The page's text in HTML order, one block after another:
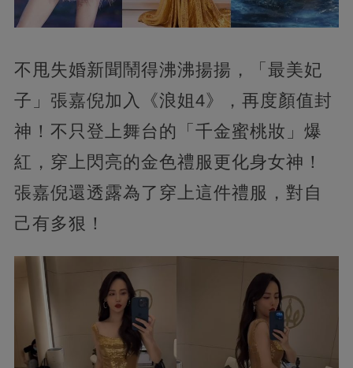
不甩失婚新聞鬧得沸沸揚揚，「最美妃
子」張嘉倪加入《浪姐4》，再度顏值封
神！不只登上舞台的「千金蜜桃妝」爆
紅，穿上閃亮的金色禮服更化身女神！
張嘉倪還透露為了穿上這件禮服，對自
己有多狠！